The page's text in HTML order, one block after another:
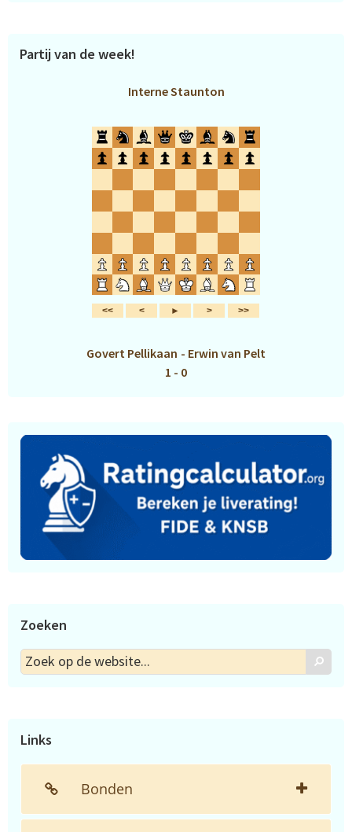
Partij van de week!
Interne Staunton
Govert Pellikaan - Erwin van Pelt
1 - 0
Zoeken
Zoek
op
Zoek
Links
Bonden